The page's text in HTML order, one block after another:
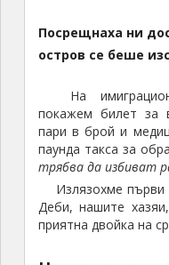
Посрещнаха ни
остров се беше
На
покажем билет за
пари в брой и
паунда такса за
трябва да избиват
Излязохме
Деби, нашите
приятна двойка на